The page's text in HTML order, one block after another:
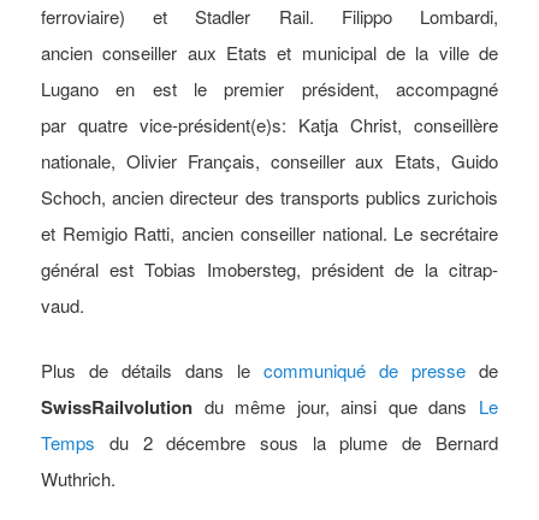
ferroviaire) et Stadler Rail. Filippo Lombardi,
ancien conseiller aux Etats et municipal de la ville de
Lugano en est le premier président, accompagné
par quatre vice-président(e)s: Katja Christ, conseillère
nationale, Olivier Français, conseiller aux Etats, Guido
Schoch, ancien directeur des transports publics zurichois
et Remigio Ratti, ancien conseiller national. Le secrétaire
général est Tobias Imobersteg, président de la citrap-
vaud.
Plus de détails dans le communiqué de pressede
SwissRailvolution du même jour, ainsi que dans Le
Temps du 2 décembre sous la plume de Bernard
Wuthrich.